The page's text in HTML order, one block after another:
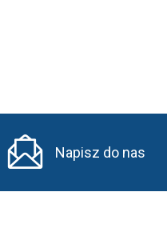
Napisz do nas